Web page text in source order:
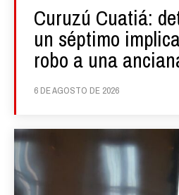
Curuzú Cuatiá:
un séptimo
robo a una
6 DE AGOSTO DE 2026